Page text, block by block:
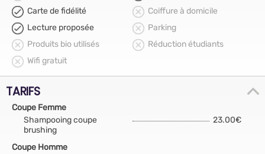
Carte de fidélité
Coiffure à domicile
Lecture proposée
Parking
Produits bio utilisés
Réduction étudiants
Wifi gratuit
TARIFS
Coupe Femme
Shampooing coupe
brushing
23.00€
Coupe Homme